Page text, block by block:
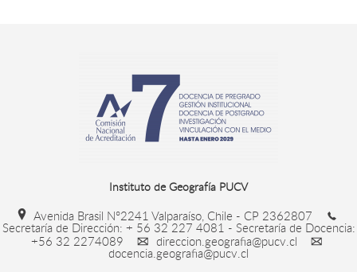
Instituto de Geografía PUCV
Avenida Brasil N°2241 Valparaíso, Chile - CP 2362807
Secretaría de Dirección: + 56 32 227 4081 - Secretaría de Docencia:
+56 32 2274089
direccion.geografia@pucv.cl
docencia.geografia@pucv.cl